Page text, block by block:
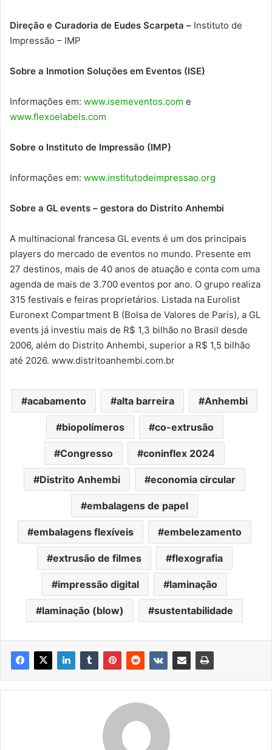
Direção e Curadoria de Eudes Scarpeta – Instituto de
Impressão – IMP
Sobre a Inmotion Soluções em Eventos (ISE)
Informações em: www.isemeventos.com e
www.flexoelabels.com
Sobre o Instituto de Impressão (IMP)
Informações em: www.institutodeimpressao.org
Sobre a GL events – gestora do Distrito Anhembi
A multinacional francesa GL events é um dos principais
players do mercado de eventos no mundo. Presente em
27 destinos, mais de 40 anos de atuação e conta com uma
agenda de mais de 3.700 eventos por ano. O grupo realiza
315 festivais e feiras proprietários. Listada na Eurolist
Euronext Compartment B (Bolsa de Valores de Paris), a GL
events já investiu mais de R$ 1,3 bilhão no Brasil desde
2006, além do Distrito Anhembi, superior a R$ 1,5 bilhão
até 2026. www.distritoanhembi.com.br
acabamento alta barreira Anhembi
biopolímeros co-extrusão
Congresso coninflex 2024
Distrito Anhembi economia circular
embalagens de papel
embalagens flexíveis embelezamento
extrusão de filmes flexografia
impressão digital laminação
laminação (blow) sustentabilidade